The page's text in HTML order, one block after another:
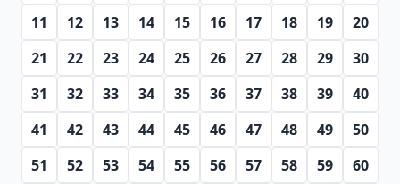
11
12 13 14 15 16 17 18 19
20
21
22 23 24 25 26 27 28 29
30
31
32 33 34 35 36 37 38 39
40
41
42 43 44 45 46 47 48 49
50
51
52 53 54 55 56 57 58 59
60